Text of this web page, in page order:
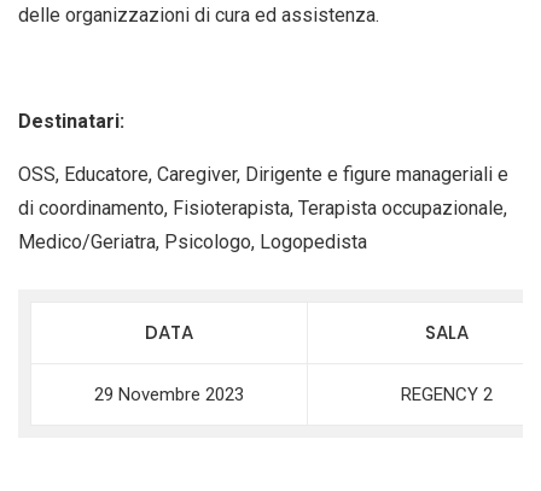
delle organizzazioni di cura ed assistenza.
Destinatari:
OSS, Educatore, Caregiver, Dirigente e figure manageriali e
di coordinamento, Fisioterapista, Terapista occupazionale,
Medico/Geriatra, Psicologo, Logopedista
DATA SALA
29 Novembre 2023 REGENCY 2